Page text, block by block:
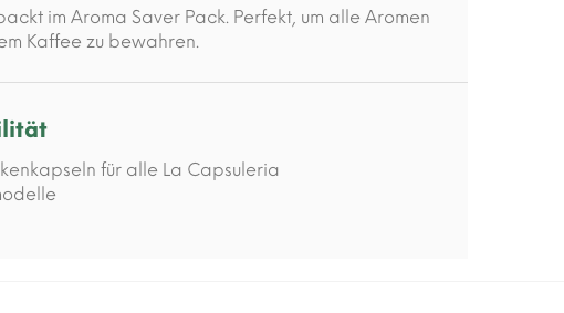
im Aroma Saver Pack. Perfekt, um alle Aromen
Kaffee zu bewahren.
für alle La Capsuleria